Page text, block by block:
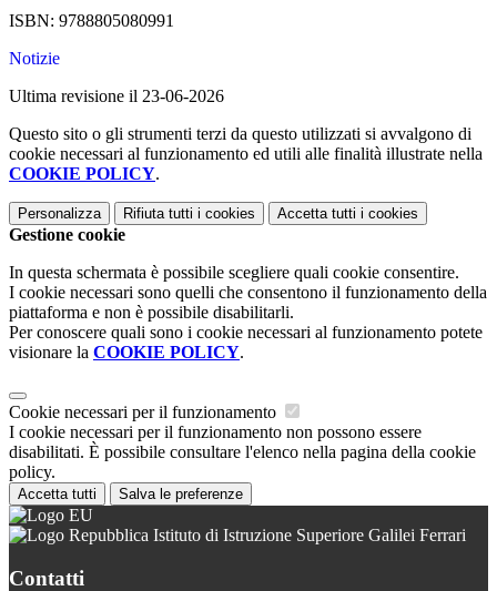
ISBN: 9788805080991
Notizie
Ultima revisione il 23-06-2026
Questo sito o gli strumenti terzi da questo utilizzati si avvalgono di
cookie necessari al funzionamento ed utili alle finalità illustrate nella
COOKIE POLICY.
Personalizza Rifiuta tutti i cookies Accetta tutti i cookies
Gestione cookie
In questa schermata è possibile scegliere quali cookie consentire.
I cookie necessari sono quelli che consentono il funzionamento della
piattaforma e non è possibile disabilitarli.
Per conoscere quali sono i cookie necessari al funzionamento potete
visionare la COOKIE POLICY.
Cookie necessari per il funzionamento
I cookie necessari per il funzionamento non possono essere
disabilitati. È possibile consultare l'elenco nella pagina della cookie
policy.
Accetta tutti Salva le preferenze
Istituto di Istruzione Superiore Galilei Ferrari
Contatti